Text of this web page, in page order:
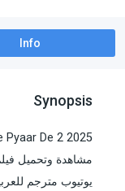
Info
Synopsis